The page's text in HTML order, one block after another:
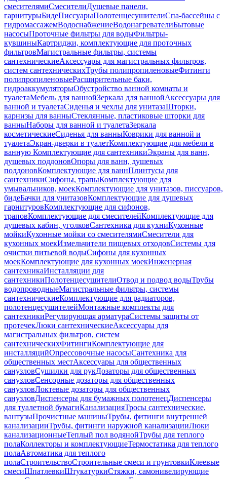
смесителямиСмесителиДушевые панели,
гарнитурыБидеПиссуарыПолотенцесушителиСпа-бассейны с
гидромассажемВодоснабжениеВодонагревателиБытовые
насосыПроточные фильтры для водыФильтры-
кувшиныКартриджи, комплектующие для проточных
фильтровМагистральные фильтры, системы
сантехническиеАксессуары для магистральных фильтров,
систем сантехническихТрубы полипропиленовыеФитинги
полипропиленовыеРасширительные баки,
гидроаккумуляторыОбустройство ванной комнаты и
туалетаМебель для ваннойЗеркала для ваннойАксессуары для
ванной и туалетаСиденья и чехлы для унитазаШторки,
карнизы для ванныСтеклянные, пластиковые шторки для
ванныНаборы для ванной и туалетаЗеркала
косметическиеСиденья для ванныКоврики для ванной и
туалетаЭкран-дверки в туалетКомплектующие для мебели в
ванную Комплектующие для сантехникиЭкраны для ванн,
душевых поддоновОпоры для ванн, душевых
поддоновКомплектующие для ваннПлинтусы для
сантехникиСифоны, трапыКомплектующие для
умывальников, моекКомплектующие для унитазов, писсуаров,
бидеБачки для унитазовКомплектующие для душевых
гарнитуровКомплектующие для сифонов,
траповКомплектующие для смесителейКомплектующие для
душевых кабин, уголковСантехника для кухниКухонные
мойкиКухонные мойки со смесителямиСмесители для
кухонных моекИзмельчители пищевых отходовСистемы для
очистки питьевой водыСифоны для кухонных
моекКомплектующие для кухонных моекИнженерная
сантехникаИнсталляции для
сантехникиПолотенцесушителиОтвод и подвод водыТрубы
водопроводныеМагистральные фильтры, системы
сантехническиеКомплектующие для радиаторов,
полотенцесушителейМонтажные комплекты для
сантехникиРегулирующая арматураСистемы защиты от
протечекЛюки сантехническиеАксессуары для
магистральных фильтров, систем
сантехническихФитингиКомплектующие для
инсталляцийОпрессовочные насосыСантехника для
общественных местАксессуары для общественных
санузловСушилки для рукДозаторы для общественных
санузловСенсорные дозаторы для общественных
санузловЛоктевые дозаторы для общественных
санузловДиспенсеры для бумажных полотенецДиспенсеры
для туалетной бумагиКанализацияТросы сантехнические,
вантузыПрочистные машиныТрубы, фитинги внутренней
канализацииТрубы, фитинги наружной канализацииЛюки
канализационныеТеплый пол водянойТрубы для теплого
полаКоллекторы и комплектующиеТермостатика для теплого
полаАвтоматика для теплого
полаСтроительствоСтроительные смеси и грунтовкиКлеевые
смесиШпатлевкиШтукатуркиСтяжки, самонивелирующие